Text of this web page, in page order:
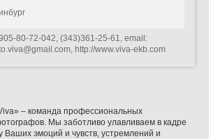
80-72-042, (343)361-25-61, email:
http://www.viva-ekb.com
– команда профессиональных
Мы заботливо улавливаем в кадре
Ваших эмоций и чувств, устремлений и